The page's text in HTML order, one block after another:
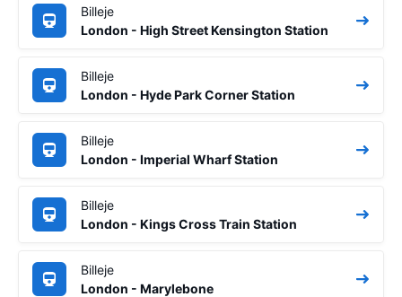
Billeje
London - High Street Kensington Station
Billeje
London - Hyde Park Corner Station
Billeje
London - Imperial Wharf Station
Billeje
London - Kings Cross Train Station
Billeje
London - Marylebone